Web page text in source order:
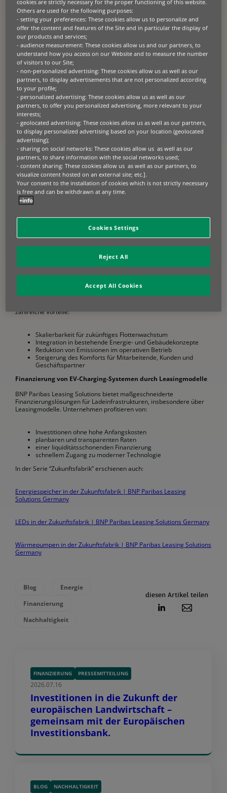
Die Fabrik der Zukunft ist innovativ, wettbewerbsfähig und nachhaltig.
Im Zusammenspiel dieser Anforderungen liegt das Potenzial von
GreenTech. Steigende Energiekosten, regulatorische Vorgaben und
ambitionierte Klimaziele führen dazu, dass Elektromobilität
zunehmend Teil langfristiger Unternehmensstrategien wird. BNP
Paribas Leasing Solutions unterstützt Unternehmen und ihre Kunden
dabei, den Aufbau entsprechender Ladeinfrastrukturen für
Elektrofahrzeuge wirtschaftlich und planbar umzusetzen.
EV-Charger und Solaranlagen als Schlüsseltechnologien
In unserer Serie „Zukunftsfabrik“ richten wir den Blick auf den
gezielten Aufbau von Ladeinfrastruktur für Elektrofahrzeuge. Mit der
zunehmenden Elektrifizierung von Firmenflotten, Dienstwagen und
logistischen Transportlösungen steigt der Bedarf an leistungsfähigen,
sicheren und skalierbaren EV‑Charging‑Lösungen deutlich.
Moderne EV-Charger lassen sich mit Solaranlagen koppeln und in
bestehende Energie‑ und Lastmanagementsysteme integrieren.
Intelligente Steuerung ermöglicht es, Ladeprozesse effizient zu
gestalten, Lastspitzen zu vermeiden und den Eigenverbrauch
erneuerbarer Energien zu optimieren. In Kombination mit
Solaranlagen werden EV-Charger so zu einem zentralen Element
einer nachhaltigen und effizienten Energienutzung.
eine zukunftssichere Infrastruktur für Elektromobilität
Unterstützung bei der Erreichung eigener ESG‑ und Klimaziele
eine höhere Attraktivität als Arbeitgeber und
Geschäftspartner
zahlreiche Vorteile:
Skalierbarkeit für zukünftiges Flottenwachstum
Integration in bestehende Energie‑ und Gebäudekonzepte
Reduktion von Emissionen im operativen Betrieb
Steigerung des Komforts für Mitarbeitende, Kunden und
Geschäftspartner
Finanzierung von EV‑Charging-Systemen durch Leasingmodelle
BNP Paribas Leasing Solutions bietet maßgeschneiderte
Finanzierungslösungen für Ladeinfrastrukturen, insbesondere über
Leasingmodelle. Unternehmen profitieren von:
Investitionen ohne hohe Anfangskosten
planbaren und transparenten Raten
einer liquiditätsschonenden Finanzierung
schnellem Zugang zu moderner Technologie
In der Serie “Zukunftsfabrik” erschienen auch:
Energiespeicher in der Zukunftsfabrik | BNP Paribas Leasing
Solutions Germany
LEDs in der Zukunftsfabrik | BNP Paribas Leasing Solutions Germany
Wärmepumpen in der Zukunftsfabrik | BNP Paribas Leasing Solutions
Germany
Blog
Energie
Finanzierung
Nachhaltigkeit
diesen Artikel teilen
FINANZIERUNG PRESSEMITTEILUNG
2026.07.16
Investitionen in die Zukunft der
europäischen Landwirtschaft –
gemeinsam mit der Europäischen
Investitionsbank.
BLOG NACHHALTIGKEIT
cookies are strictly necessary for the proper functioning of this website.
Others are used for the following purposes:
- setting your preferences: These cookies allow us to personalize and
offer the content and features of the Site and in particular the display of
our products and services;
- audience measurement: These cookies allow us and our partners, to
understand how you access on our Website and to measure the number
of visitors to our Site;
- non-personalized advertising: These cookies allow us as well as our
partners, to display advertisements that are not personalized according
to your profile;
- personalized advertising: These cookies allow us as well as our
partners, to offer you personalized advertising, more relevant to your
interests;
- geolocated advertising: These cookies allow us as well as our partners,
to display personalized advertising based on your location (geolocated
advertising);
- sharing on social networks: These cookies allow us as well as our
partners, to share information with the social networks used;
- content sharing: These cookies allow us as well as our partners, to
visualize content hosted on an external site; etc.].
Your consent to the installation of cookies which is not strictly necessary
is free and can be withdrawn at any time.
+info
Cookies Settings
Reject All
Accept All Cookies